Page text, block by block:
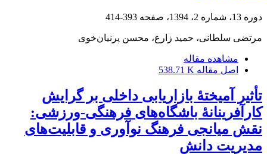
دوره 13، شماره 2، 1394، صفحه 393-414
مرتضی سلطانی، حمید زارع، محسن پرنیان‌خوی
مشاهده مقاله
اصل مقاله 538.71 K
تأثیر آمیختۀ بازاریابی داخلی بر گرایش
کارآفرینانۀ باشگاه‌های فرهنگی-ورزشی:
نقش میانجی فرهنگ نوآوری و قابلیت‌های
مدیریت دانش